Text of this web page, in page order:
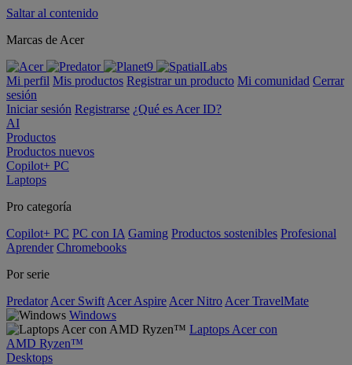
Saltar al contenido
Marcas de Acer
Mi perfil Mis productos Registrar un producto Mi comunidad Cerrar
sesión
Iniciar sesión Registrarse ¿Qué es Acer ID?
AI
Productos
Productos nuevos
Copilot+ PC
Laptops
Pro categoría
Copilot+ PC PC con IA Gaming Productos sostenibles Profesional
Aprender Chromebooks
Por serie
Predator Acer Swift Acer Aspire Acer Nitro Acer TravelMate
Windows
Laptops Acer con
AMD Ryzen™
Desktops